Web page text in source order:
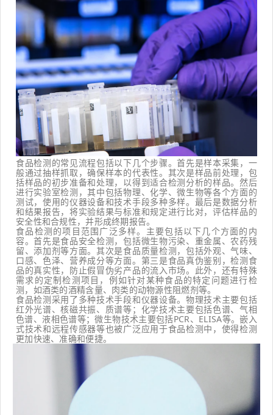
食品检测的常见流程包括以下几个步骤。首先是样本采集，一
般通过抽样抓取，确保样本的代表性。其次是样品前处理，包
括样品的初步准备和处理，以得到适合检测分析的样品。然后
进行实验室检测，其中包括物理、化学、微生物等各个方面的
测试，使用的仪器设备和技术手段多种多样。最后是数据分析
和结果报告，将实验结果与标准和规定进行比对，评估样品的
安全性和合规性，并形成终期报告。
食品检测的项目范围广泛多样。主要包括以下几个方面的内
容。首先是食品安全检测，包括微生物污染、重金属、农药残
留、添加剂等方面。其次是食品质量检测，包括外观、气味、
口感、色泽、营养成分等方面。第三是食品真伪鉴别，检测食
品的真实性，防止假冒伪劣产品的流入市场。此外，还有特殊
需求的定制检测项目，例如针对某种食品的特定问题进行检
测，如酒类的酒精含量、肉类的动物源性阻燃剂等。
食品检测采用了多种技术手段和仪器设备。物理技术主要包括
红外光谱、核磁共振、质谱等；化学技术主要包括色谱、气相
色谱、液相色谱等；微生物技术主要包括PCR、ELISA等。嵌入
式技术和远程传感器等也被广泛应用于食品检测中，使得检测
更加快速、准确和便捷。